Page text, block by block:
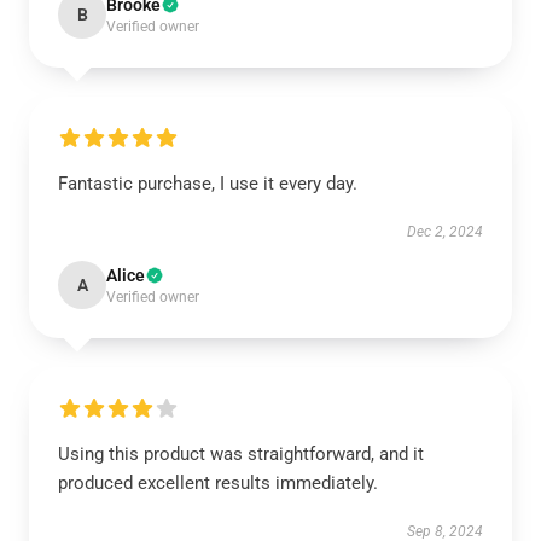
B Brooke
Verified owner
Fantastic purchase, I use it every day.
Dec 2, 2024
A Alice
Verified owner
Using this product was straightforward, and it
produced excellent results immediately.
Sep 8, 2024